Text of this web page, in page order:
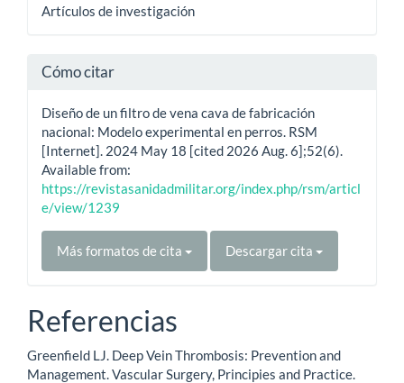
Artículos de investigación
Cómo citar
Diseño de un filtro de vena cava de fabricación
nacional: Modelo experimental en perros. RSM
[Internet]. 2024 May 18 [cited 2026 Aug. 6];52(6).
Available from:
https://revistasanidadmilitar.org/index.php/rsm/articl
e/view/1239
Más formatos de cita Descargar cita
Referencias
Greenfield LJ. Deep Vein Thrombosis: Prevention and
Management. Vascular Surgery, Principies and Practice.